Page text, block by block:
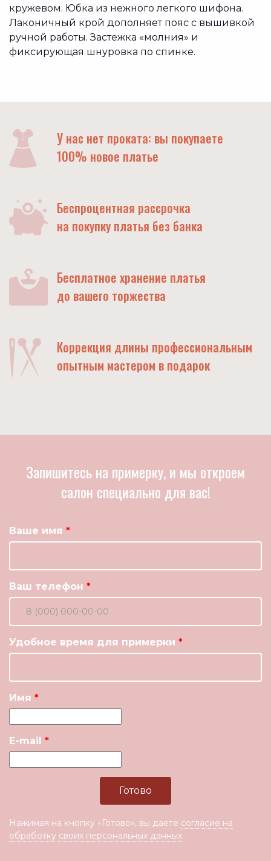
кружевом. Юбка из нежного легкого шифона.
Лаконичный крой дополняет пояс с вышивкой
ручной работы. Застежка «молния» и
фиксирующая шнуровка по спинке.
У нас нет проката: вы покупаете
100% новое платье
Беспроцентная рассрочка
на покупку платья без банка
Бесплатное хранение платья
до вашего торжества
Коррекция длины профессиональным
опытным мастером в подарок
Запишитесь на примерку, и мы откроем
салон специально для вас!
Ваше имя
Ваш телефон
Удобное время для примерки
Имя
E-mail
Нажимая на кнопку «Готово», вы даете согласие на
обработку своих персональных данных